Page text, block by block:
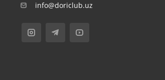
info@doriclub.uz